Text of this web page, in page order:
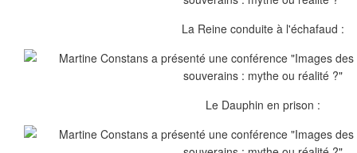
La Reine conduite à l'échafaud :
Le Dauphin en prison :